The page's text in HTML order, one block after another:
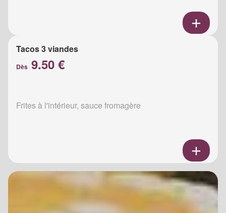
Tacos 3 viandes
Dès 9.50 €
Frites à l'intérieur, sauce fromagère